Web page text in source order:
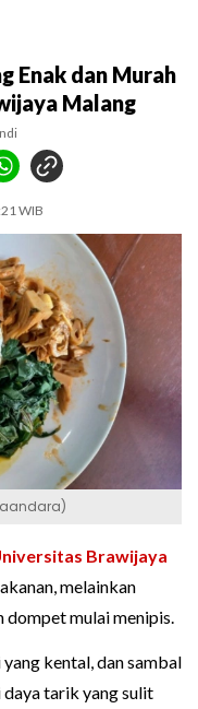
Enak dan Murah
Malang
WIB
Brawijaya
melainkan
dompet mulai menipis.
kental, dan sambal
daya tarik yang sulit